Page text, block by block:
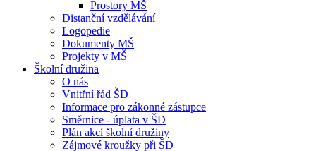
Prostory MŠ
Distanční vzdělávání
Logopedie
Dokumenty MŠ
Projekty v MŠ
Školní družina
O nás
Vnitřní řád ŠD
Informace pro zákonné zástupce
Směrnice - úplata v ŠD
Plán akcí školní družiny
Zájmové kroužky při ŠD